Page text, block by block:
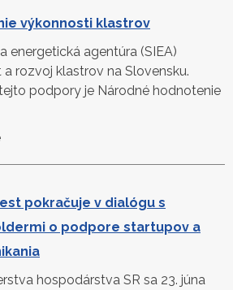
výkonnosti klastrov
energetická agentúra (SIEA)
rozvoj klastrov na Slovensku.
podpory je Národné hodnotenie
pokračuje v dialógu s
o podpore startupov a
hospodárstva SR sa 23. júna